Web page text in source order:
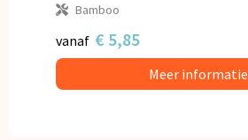
Bamboo
vanaf € 5,85
Meer informatie